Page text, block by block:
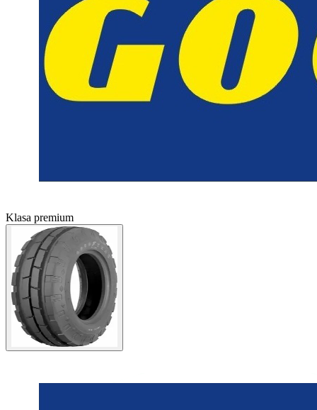
Klasa premium